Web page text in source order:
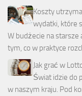
Koszty
wydatki, które
W budżecie na starsze
tym, co w praktyce
Jak grać w
Świat idzie do
w naszym kraju. Pod